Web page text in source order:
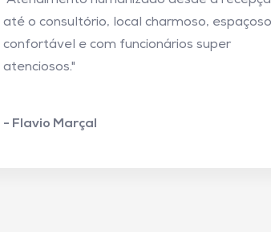
até o consultório, local charmoso,
confortável e com funcionários super
atenciosos."
- Flavio Marçal